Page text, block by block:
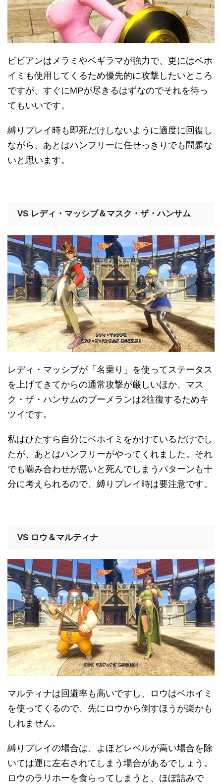
ビビアンはメラミやベギラマが強力で、更にはベホ
イミも使用してくるため優先的に攻撃したいところ
ですが、すぐにMPが尽きるはずなのでそれを待っ
てもいいです。
縛りプレイ時も即死だけしないように適度に回復し
ながら、あとはハンフリーに任せっきりでも問題な
いと思います。
VS レディ・マッシブ＆マスク・ザ・ハンサム
レディ・マッシブが「名乗り」を使ってステータス
を上げてきてからの通常攻撃が厳しいほか、マス
ク・ザ・ハンサムのブーメランは2往復するためキ
ツイです。
私はひたすら自分にベホイミをかけているだけでし
たが、あとはハンフリーがやってくれました。それ
でも噛み合わせが悪いと死んでしまうパターンも十
分に考えられるので、縛りプレイ時は要注意です。
VS ロウ＆マルティナ
マルティナは回避率も高いですし、ロウはベホイミ
を使ってくるので、先にロウから倒すほうが楽かも
しれません。
縛りプレイの場合は、よほどレベルが高い場合を除
いては運に左右されてしまう場合があるでしょう。
ロウのラリホーを食らってしまうと、ほぼ詰みで